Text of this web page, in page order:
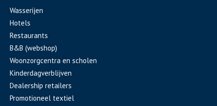
Wasserijen
Hotels
Restaurants
B&B (webshop)
Woonzorgcentra en scholen
Kinderdagverblijven
Dealership retailers
Promotioneel textiel